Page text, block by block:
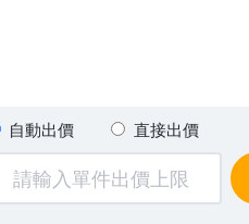
自動出價 直接出價